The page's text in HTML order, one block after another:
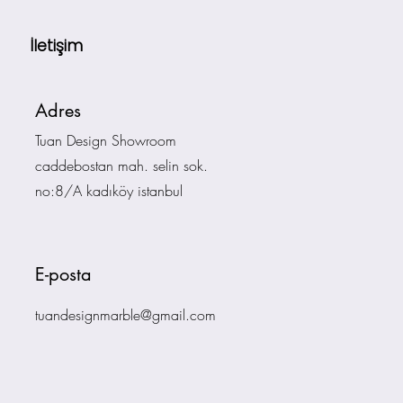
İletişim
Adres
Tuan Design Showroom
caddebostan mah. selin sok.
no:8/A kadıköy istanbul
E-posta
tuandesignmarble@gmail.com